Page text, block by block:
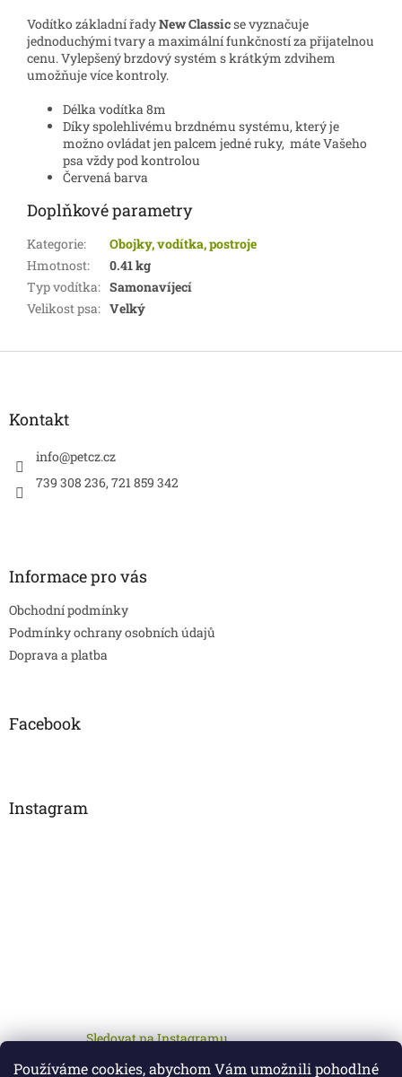
Používáme cookies, abychom Vám umožnili pohodlné
Vodítko základní řadyNew Classicse vyznačuje
jednoduchými tvary a maximální funkčností za přijatelnou
cenu. Vylepšený brzdový systém s krátkým zdvihem
umožňuje více kontroly.
Délka vodítka 8m
Díky spolehlivému brzdnému systému, který je
možno ovládat jen palcem jedné ruky, máte Vašeho
psa vždy pod kontrolou
Červená barva
Doplňkové parametry
Kategorie:
Obojky, vodítka, postroje
Hmotnost:
0.41 kg
Typ vodítka: Samonavíjecí
Velikost psa: Velký
Z
Kontakt
info@petcz.cz
739 308 236, 721 859 342
Informace pro vás
Obchodní podmínky
Podmínky ochrany osobních údajů
Doprava a platba
Facebook
Instagram
Sledovat na Instagramu